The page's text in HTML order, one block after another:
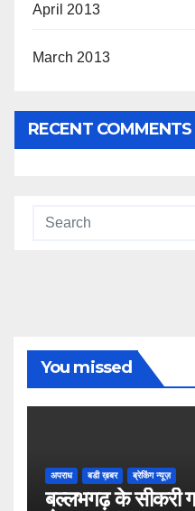
April 2013
March 2013
RECENT COMMENTS
You missed
अपराध बडी ख़बर ब्रेकिंग न्यूज़
बल्लभगढ़ के सीकरी